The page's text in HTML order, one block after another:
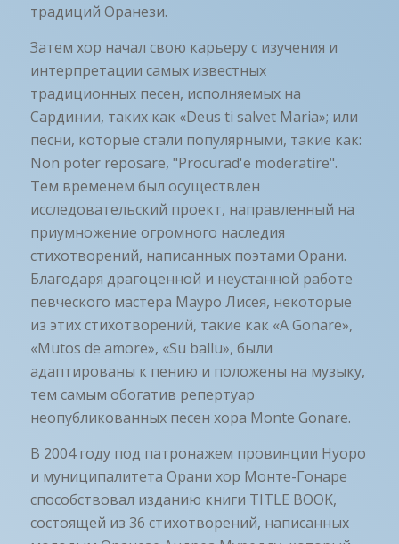
традиций Оранези.
Затем хор начал свою карьеру с изучения и
интерпретации самых известных
традиционных песен, исполняемых на
Сардинии, таких как «Deus ti salvet Maria»; или
песни, которые стали популярными, такие как:
Non poter reposare, "Procurad'e moderatire".
Тем временем был осуществлен
исследовательский проект, направленный на
приумножение огромного наследия
стихотворений, написанных поэтами Орани.
Благодаря драгоценной и неустанной работе
певческого мастера Мауро Лисея, некоторые
из этих стихотворений, такие как «A Gonare»,
«Mutos de amore», «Su ballu», были
адаптированы к пению и положены на музыку,
тем самым обогатив репертуар
неопубликованных песен хора Monte Gonare.
В 2004 году под патронажем провинции Нуоро
и муниципалитета Орани хор Монте-Гонаре
способствовал изданию книги TITLE BOOK,
состоящей из 36 стихотворений, написанных